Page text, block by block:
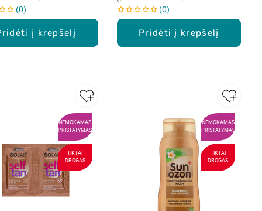
į krepšelį
0
Pridėti į krepšelį
0
NEMOKAMAS
PRISTATYMAS
TIKTAI
DROGAS
NEMOKAMAS
PRISTATYMAS
TIKTAI
DROGAS